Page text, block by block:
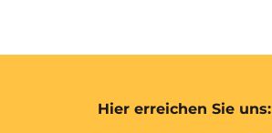
Hier erreichen Sie uns: